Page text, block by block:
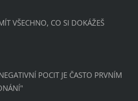
VŠECHNO, CO SI DOKÁŽEŠ
POCIT JE ČASTO PRVNÍM